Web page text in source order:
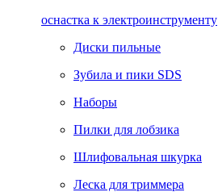
оснастка к электроинструменту
Диски пильные
Зубила и пики SDS
Наборы
Пилки для лобзика
Шлифовальная шкурка
Леска для триммера